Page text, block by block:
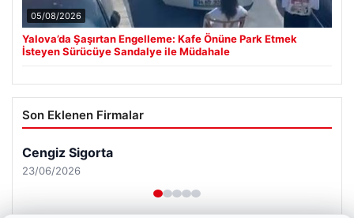
05/08/2026
Yalova’da Şaşırtan Engelleme: Kafe Önüne Park Etmek
İsteyen Sürücüye Sandalye ile Müdahale
Son Eklenen Firmalar